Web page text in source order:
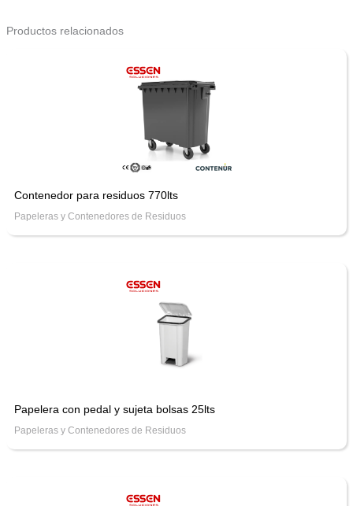
Productos relacionados
Contenedor para residuos 770lts
Papeleras y Contenedores de Residuos
Papelera con pedal y sujeta bolsas 25lts
Papeleras y Contenedores de Residuos